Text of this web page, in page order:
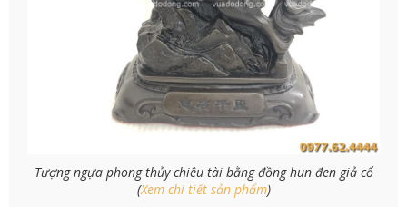
Tượng ngựa phong thủy chiêu tài bằng đồng hun đen giả cổ
(Xem chi tiết sản phẩm)